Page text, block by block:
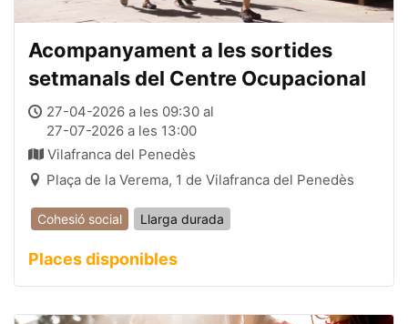
Acompanyament a les sortides
setmanals del Centre Ocupacional
27-04-2026 a les 09:30 al
27-07-2026 a les 13:00
Vilafranca del Penedès
Plaça de la Verema, 1 de Vilafranca del Penedès
Cohesió social Llarga durada
Places disponibles